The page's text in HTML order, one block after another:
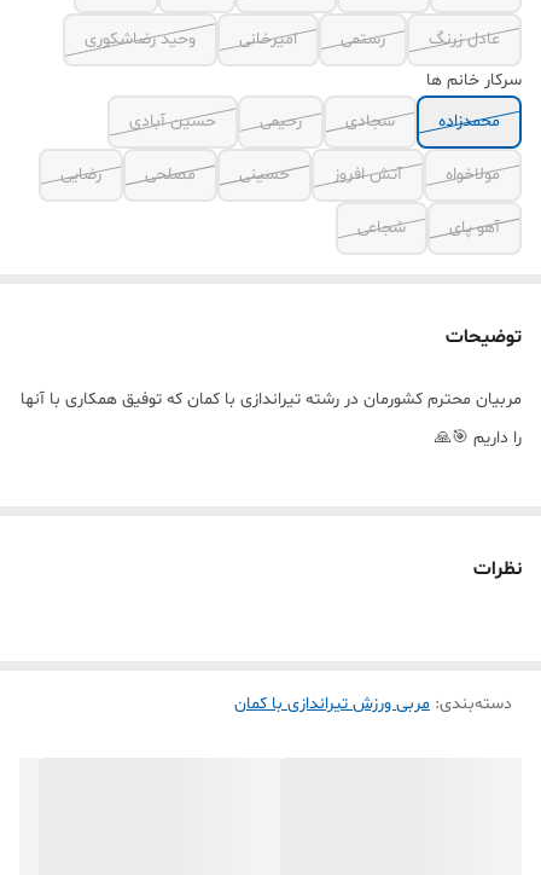
عادل زرنگ رستمی امیرخانی
وحید رضاشکوری
سرکار خانم ها
محمدزاده
سجادی رحیمی حسین آبادی
مولاخواه آتش افروز حسینی مصلحی رضایی
آهو پای شجاعی
توضیحات
مربیان محترم کشورمان در رشته تیراندازی با کمان که توفیق همکاری با آنها
را داریم 🎯🙏
نظرات
دسته‌بندی: مربی ورزش تیراندازی با کمان